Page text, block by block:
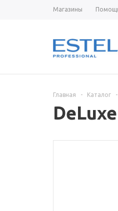
Магазины
Главная - Каталог -